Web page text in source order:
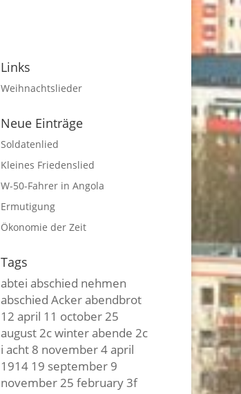
Links
Weihnachtslieder
Neue Einträge
Soldatenlied
Kleines Friedenslied
W-50-Fahrer in Angola
Ermutigung
Ökonomie der Zeit
Tags
abtei abschied nehmen
abschied Ackerabendbrot
12 april 11 october25
august2c winterabende 2c
i acht 8 november4 april
1914 19 september 9
november25 february3f